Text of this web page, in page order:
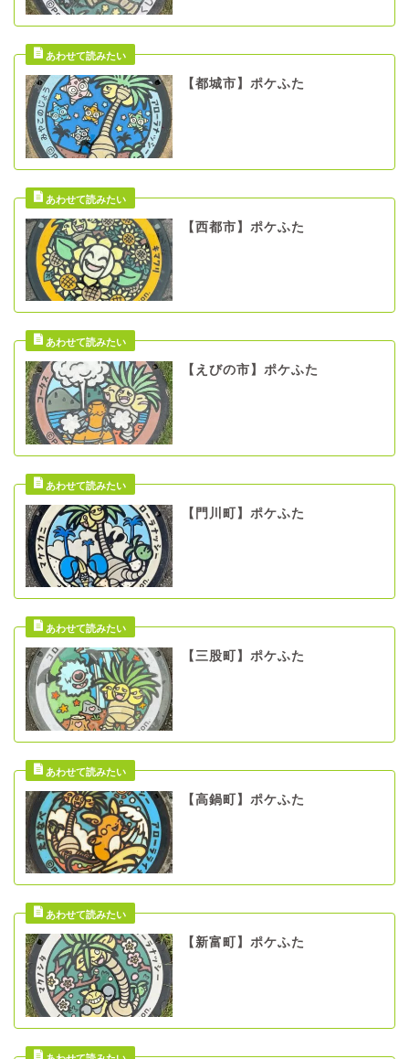
【都城市】ポケふた
【西都市】ポケふた
【えびの市】ポケふた
【門川町】ポケふた
【三股町】ポケふた
【高鍋町】ポケふた
【新富町】ポケふた